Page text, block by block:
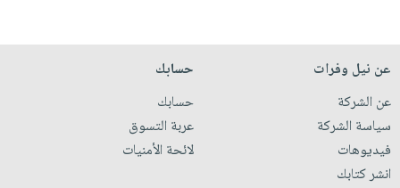
عن نيل وفرات
عن الشركة
سياسة الشركة
فيديوهات
انشر كتابك
حسابك
حسابك
عربة التسوق
لائحة الأمنيات